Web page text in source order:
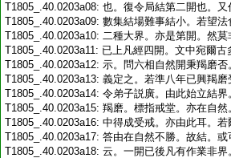
T1805_.40.0203a08: 也。復令局結第二開也。又
T1805_.40.0203a09: 數集結場難事結小。若望法
T1805_.40.0203a10: 二種大界。亦是第開。然莫
T1805_.40.0203a11: 已上凡經四開。文中宛爾古
T1805_.40.0203a12: 示。問六相自然開秉羯磨否
T1805_.40.0203a13: 義定之。若準八年已興羯磨
T1805_.40.0203a14: 令弟子説廣。由此始立結
T1805_.40.0203a15: 羯磨。標指戒堂。亦在自
T1805_.40.0203a16: 中得成受戒。亦由此耳。若
T1805_.40.0203a17: 答由在自然不勝。故結。
T1805_.40.0203a18: 云。一開已後凡有作業非界